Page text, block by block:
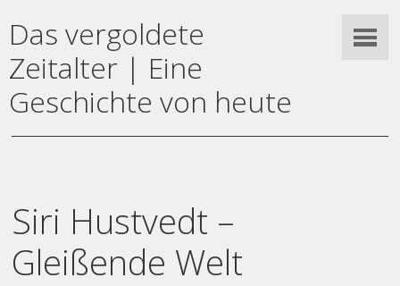
Das vergoldete
Zeitalter | Eine
Geschichte von heute
Siri Hustvedt –
Gleißende Welt